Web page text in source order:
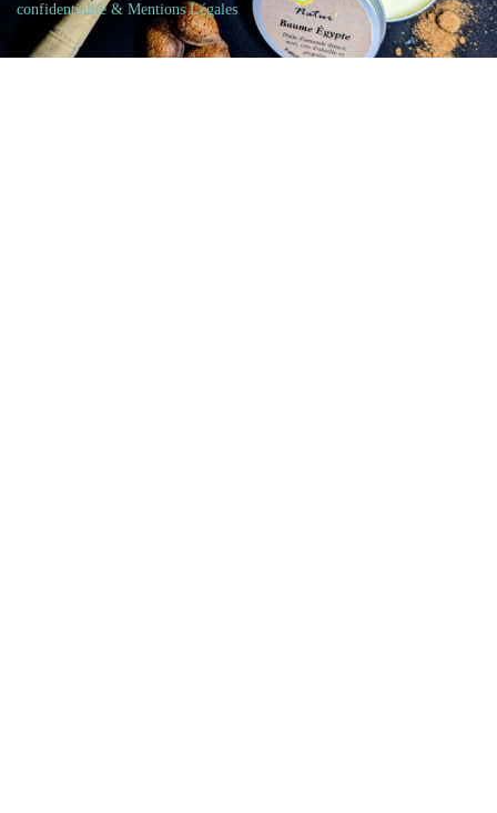
confidentialité & Mentions Légales